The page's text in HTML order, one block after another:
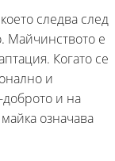
следва след
Майчинството е
Когато се
и
и на
означава